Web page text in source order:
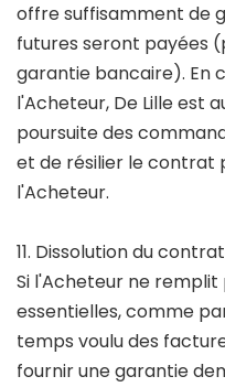
offre suffisamment de
futures seront payées
garantie bancaire). En
l'Acheteur, De Lille est
poursuite des
et de résilier le contrat
l'Acheteur.
11. Dissolution du contrat
Si l'Acheteur ne remplit
essentielles, comme
temps voulu des
fournir une garantie